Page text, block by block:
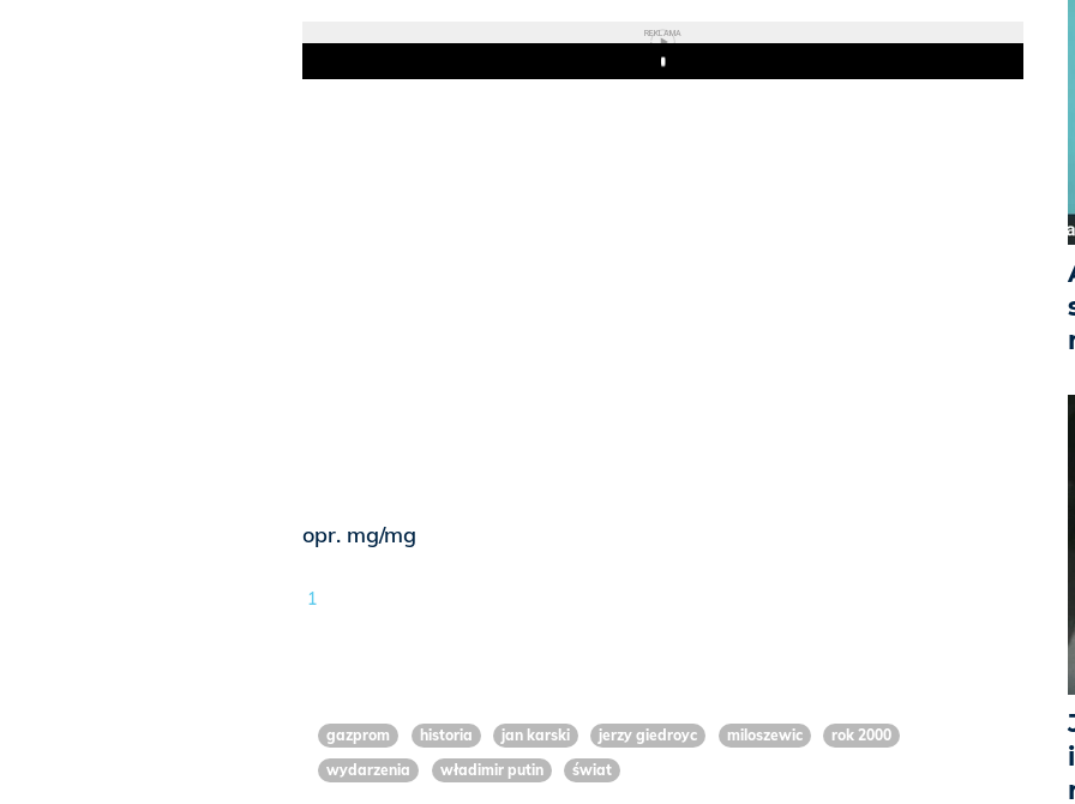
REKLAMA
Play
opr. mg/mg
1
gazprom historia jan karski jerzy giedroyc miloszewic
rok 2000
wydarzenia
władimir putin świat